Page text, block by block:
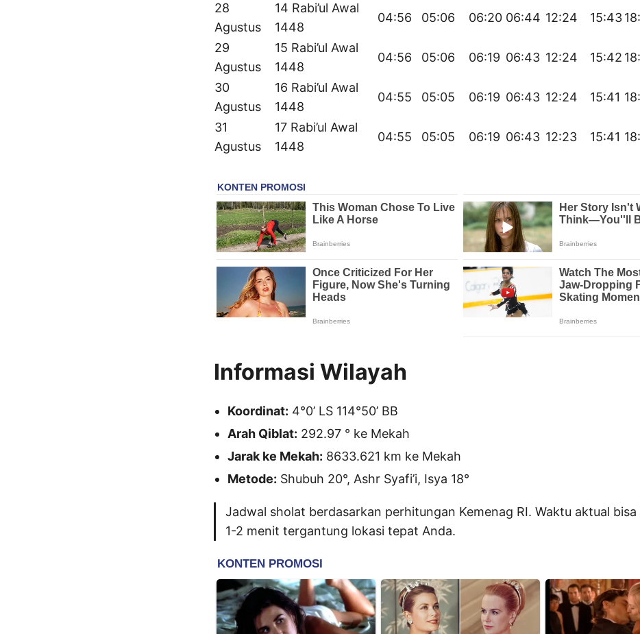
28
Agustus
14 Rabi’ul Awal
1448
04:56 05:06 06:20 06:44 12:24 15:43
29
Agustus
15 Rabi’ul Awal
1448
04:56 05:06 06:19 06:43 12:24 15:42
30
Agustus
16 Rabi’ul Awal
1448
04:55 05:05 06:19 06:43 12:24 15:41
31
Agustus
17 Rabi’ul Awal
1448
04:55 05:05 06:19 06:43 12:23 15:41
Informasi Wilayah
Koordinat: 4°0’ LS 114°50’ BB
Arah Qiblat: 292.97 ° ke Mekah
Jarak ke Mekah: 8633.621 km ke Mekah
Metode: Shubuh 20°, Ashr Syafi’i, Isya 18°
Jadwal sholat berdasarkan perhitungan Kemenag RI. Waktu aktual bisa
1-2 menit tergantung lokasi tepat Anda.